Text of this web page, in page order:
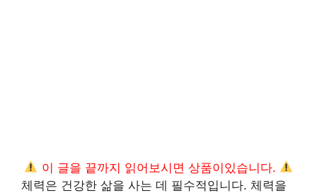
이 글을 끝까지 읽어보시면 상품이있습니다.
체력은 건강한 삶을 사는 데 필수적입니다. 체력을